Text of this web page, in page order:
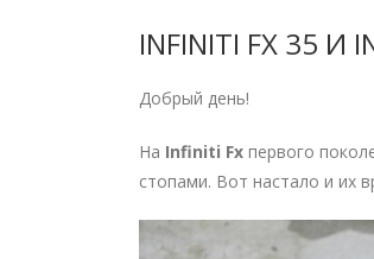
INFINITI FX 35
Добрый день!
На Infiniti Fx первого
стопами. Вот настало и их